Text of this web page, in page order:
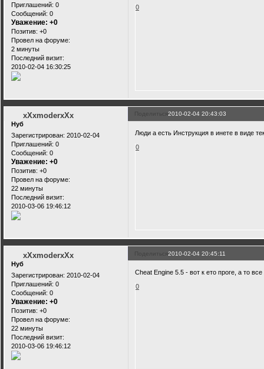
Приглашений: 0
Сообщений: 0
Уважение: +0
Позитив: +0
Провел на форуме:
2 минуты
Последний визит:
2010-02-04 16:30:25
0
Поделиться2010-02-04 20:43:03
xXxmoderxXx
Нуб
Зарегистрирован: 2010-02-04
Приглашений: 0
Сообщений: 0
Уважение: +0
Позитив: +0
Провел на форуме:
22 минуты
Последний визит:
2010-03-06 19:46:12
Люди а есть Инструкция в инете в виде
0
Поделиться2010-02-04 20:45:11
xXxmoderxXx
Нуб
Зарегистрирован: 2010-02-04
Приглашений: 0
Сообщений: 0
Уважение: +0
Позитив: +0
Провел на форуме:
22 минуты
Последний визит:
2010-03-06 19:46:12
Cheat Engine 5.5 - вот к ето проге, а то
0